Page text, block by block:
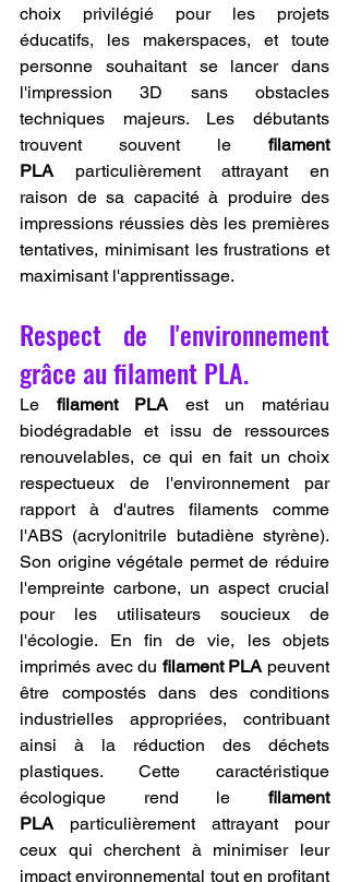
choix privilégié pour les projets
éducatifs, les makerspaces, et toute
personne souhaitant se lancer dans
l'impression 3D sans obstacles
techniques majeurs. Les débutants
trouvent souvent le filament
PLA particulièrement attrayant en
raison de sa capacité à produire des
impressions réussies dès les premières
tentatives, minimisant les frustrations et
maximisant l'apprentissage.
Respect de l'environnement
grâce au filament PLA.
Le filament PLA est un matériau
biodégradable et issu de ressources
renouvelables, ce qui en fait un choix
respectueux de l'environnement par
rapport à d'autres filaments comme
l'ABS (acrylonitrile butadiène styrène).
Son origine végétale permet de réduire
l'empreinte carbone, un aspect crucial
pour les utilisateurs soucieux de
l'écologie. En fin de vie, les objets
imprimés avec du filament PLA peuvent
être compostés dans des conditions
industrielles appropriées, contribuant
ainsi à la réduction des déchets
plastiques. Cette caractéristique
écologique rend le filament
PLA particulièrement attrayant pour
ceux qui cherchent à minimiser leur
impact environnemental tout en profitant